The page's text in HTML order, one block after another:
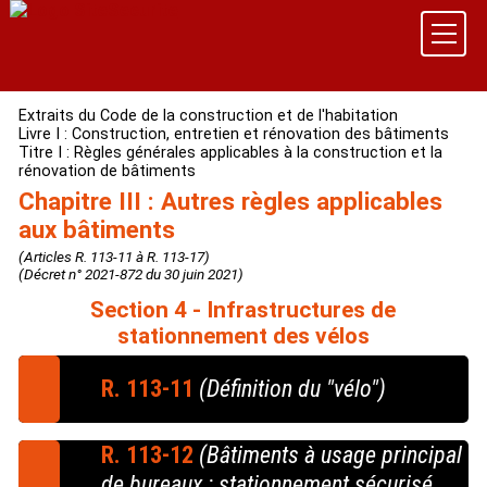
Extraits du Code de la construction et de l'habitation
Livre I : Construction, entretien et rénovation des bâtiments
Titre I : Règles générales applicables à la construction et la
rénovation de bâtiments
Chapitre III : Autres règles applicables
aux bâtiments
(Articles R. 113-11 à R. 113-17)
(Décret n° 2021-872 du 30 juin 2021)
Section 4 - Infrastructures de
stationnement des vélos
R. 113-11 (Définition du "vélo")
Pour l'application des dispositions de la présente
section, le terme de « vélos » désigne, les cycles et
R. 113-12 (Bâtiments à usage principal